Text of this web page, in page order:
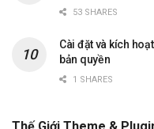
53 SHARES
Cài đặt và kích
bản quyền
1 SHARES